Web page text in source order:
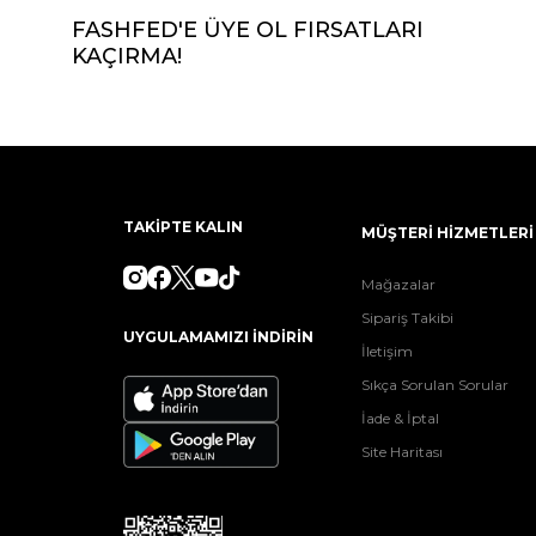
FASHFED'E ÜYE OL FIRSATLARI
KAÇIRMA!
TAKİPTE KALIN
UYGULAMAMIZI İNDİRİN
MÜŞTERİ HİZMETLERİ
Mağazalar
Sipariş Takibi
İletişim
Sıkça Sorulan Sorular
İade & İptal
Site Haritası